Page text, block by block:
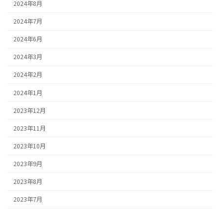
2024年8月
2024年7月
2024年6月
2024年3月
2024年2月
2024年1月
2023年12月
2023年11月
2023年10月
2023年9月
2023年8月
2023年7月